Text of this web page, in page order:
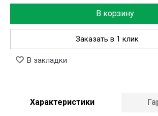
В корзину
Заказать в 1 клик
В закладки
Характеристики